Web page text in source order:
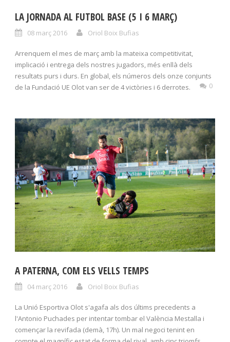
LA JORNADA AL FUTBOL BASE (5 I 6 MARÇ)
08 març 2016 Oriol Boix Bufias
Arrenquem el mes de març amb la mateixa competitivitat,
implicació i entrega dels nostres jugadors, més enllà dels
resultats purs i durs. En global, els números dels onze conjunts
de la Fundació UE Olot van ser de 4 victòries i 6 derrotes.
0
A PATERNA, COM ELS VELLS TEMPS
04 març 2016 Oriol Boix Bufias
La Unió Esportiva Olot s'agafa als dos últims precedents a
l'Antonio Puchades per intentar tombar el València Mestalla i
començar la revifada (demà, 17h). Un mal negoci tenint en